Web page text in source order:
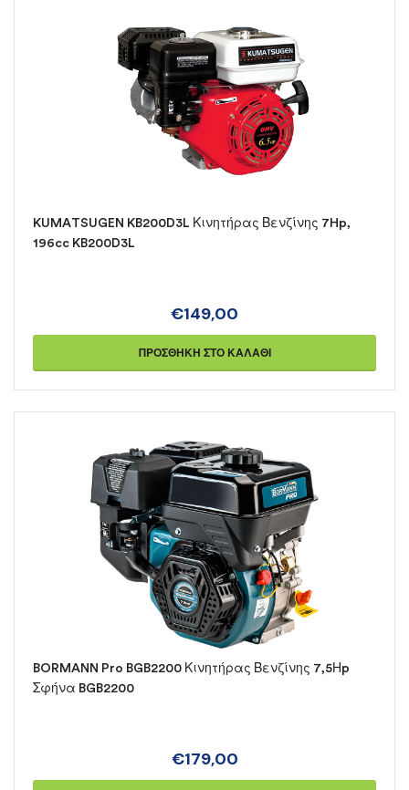
KUMATSUGEN KB200D3L Κινητήρας Βενζίνης 7Hp,
196cc KB200D3L
€149,00
ΠΡΟΣΘΉΚΗ ΣΤΟ ΚΑΛΆΘΙ
BORMANN Pro BGB2200 Κινητήρας Βενζίνης 7,5Ηp
Σφήνα BGB2200
€179,00